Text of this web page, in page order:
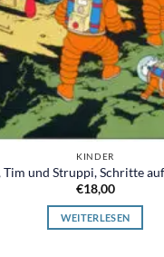
KINDER
Tim und Struppi, Schritte
€18,00
WEITERLESEN